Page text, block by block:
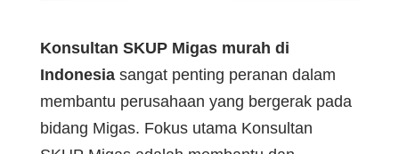
Konsultan SKUP Migas murah di
Indonesia sangat penting peranan dalam
membantu perusahaan yang bergerak pada
bidang Migas. Fokus utama Konsultan